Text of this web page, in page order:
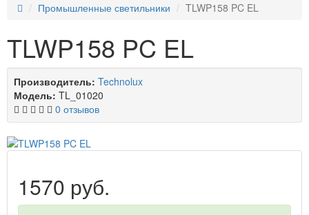
Промышленные светильники
TLWP158 PC EL
TLWP158 PC EL
Производитель: Technolux
Модель: TL_01020
0 отзывов
1570 руб.